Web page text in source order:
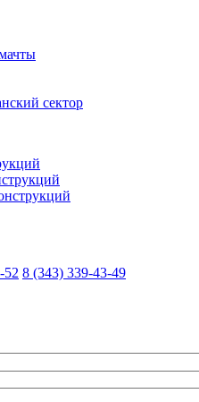
сектор
52 8 (343) 339-43-49